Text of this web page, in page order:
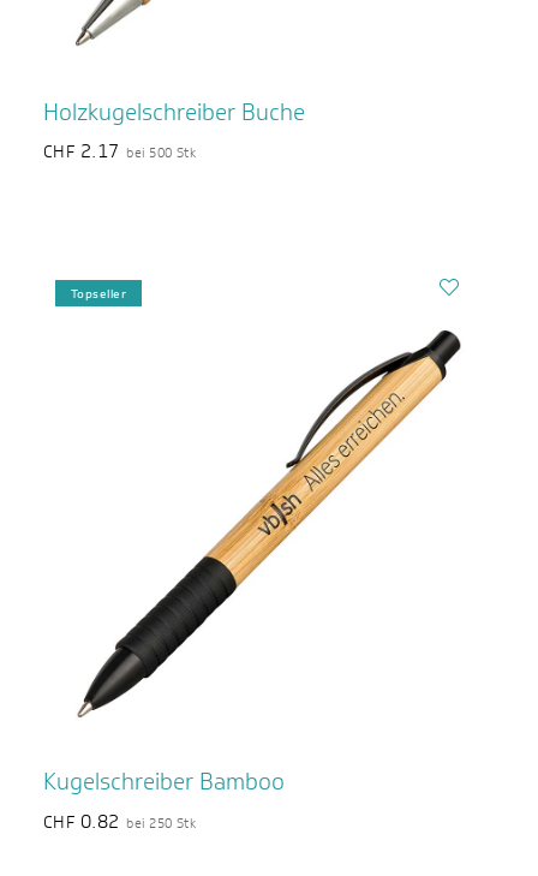
Holzkugelschreiber Buche
CHF 2.17 bei 500 Stk
Topseller
Kugelschreiber Bamboo
CHF 0.82 bei 250 Stk